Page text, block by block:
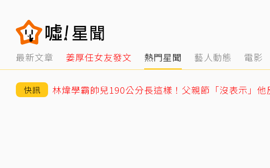
最新文章 姜厚任女友發文 熱門星聞 藝人動態 電影
快訊 林煒學霸帥兒190公分長這樣！父親節「沒表示」他